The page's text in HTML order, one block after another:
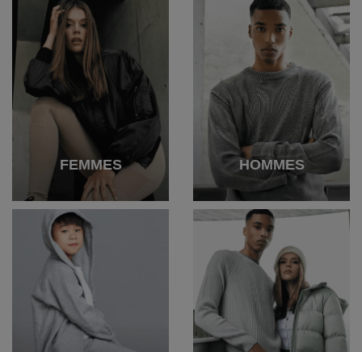
FEMMES HOMMES